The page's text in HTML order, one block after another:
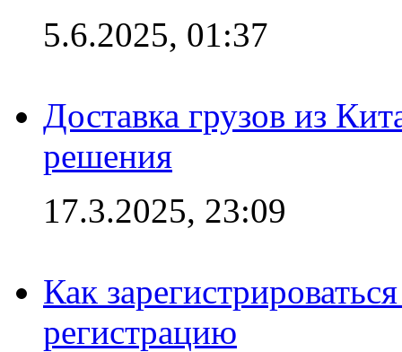
5.6.2025, 01:37
Доставка грузов из
решения
17.3.2025, 23:09
Как
регистрацию